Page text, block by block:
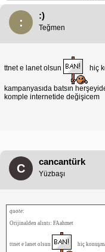
:
:)
Teğmen
ttnet e lanet olsun hiç
kampanyasıda batsın
komple internetide değişicem
C
cancantürk
Yüzbaşı
quote:
Orijinalden alıntı: FAahmet
ttnet e lanet olsun hiç